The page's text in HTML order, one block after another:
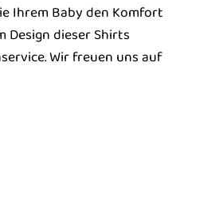
Ihrem Baby den Komfort
Design dieser Shirts
Wir freuen uns auf